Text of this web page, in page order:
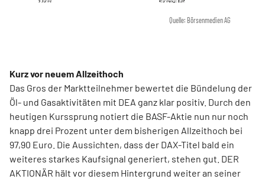
Quelle: Börsenmedien AG
Kurz vor neuem Allzeithoch
Das Gros der Marktteilnehmer bewertet die Bündelung der
Öl- und Gasaktivitäten mit DEA ganz klar positiv. Durch den
heutigen Kurssprung notiert die BASF-Aktie nun nur noch
knapp drei Prozent unter dem bisherigen Allzeithoch bei
97,90 Euro. Die Aussichten, dass der DAX-Titel bald ein
weiteres starkes Kaufsignal generiert, stehen gut. DER
AKTIONÄR hält vor diesem Hintergrund weiter an seiner